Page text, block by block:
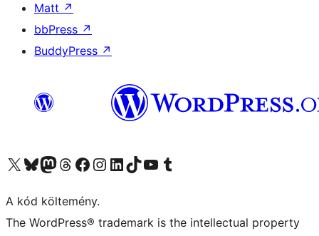
Matt ↗
bbPress ↗
BuddyPress ↗
Visit our X (formerly Twitter) account
Visit our Bluesky account
Twitter csatornánk
Visit our Threads account
Facebook oldalunk megtekintése
Visit our Instagram account
Visit our LinkedIn account
Visit our TikTok account
Visit our YouTube channel
Visit our Tumblr account
A kód költemény.
The WordPress® trademark is the intellectual property